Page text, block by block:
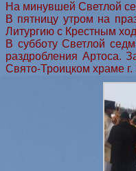
На минувшей Светлой
В пятницу утром на
Литургию с Крестным
В субботу Светлой
раздробления Артоса.
Свято-Троицком храме